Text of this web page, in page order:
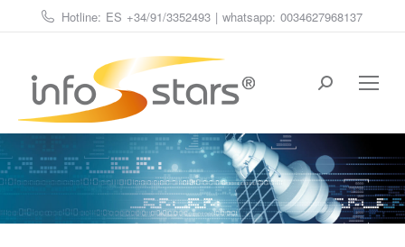
Hotline: ES +34/91/3352493 | whatsapp: 0034627968137
Estás aquí: